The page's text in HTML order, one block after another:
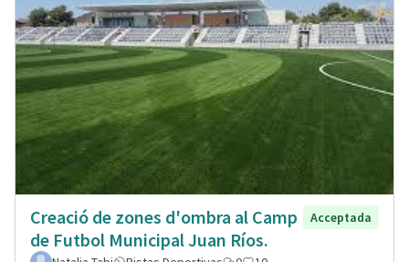
Creació de zones d'ombra al Camp
de Futbol Municipal Juan Ríos.
Acceptada